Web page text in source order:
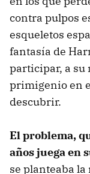
contra pulpos
esqueletos
fantasía de
participar, a su
primigenio en
descubrir.
El problema,
años juega en
se planteaba